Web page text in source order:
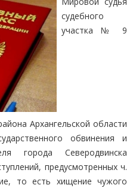
судебного
участка № 9
Архангельской области
обвинения и
города Северодвинска
предусмотренных ч.
то есть хищение чужого